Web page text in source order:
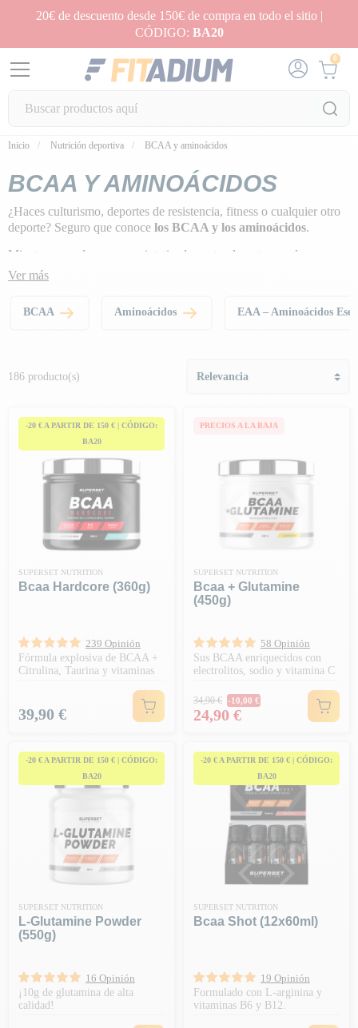
20€ de descuento desde 150€ de compra en todo el sitio |
CÓDIGO: BA20
0
Inicio Nutrición deportiva BCAA y aminoácidos
BCAA Y AMINOÁCIDOS
¿Haces culturismo, deportes de resistencia, fitness o cualquier otro
deporte? Seguro que conoce los BCAA y los aminoácidos.
Mientras que algunos son sintetizados naturalmente por el
organismo, otros deben
Si utiliza regularmente sus músculos para actividades deportivas,
Ver más
BCAA Aminoácidos EAA – Aminoácidos
186 producto(s)
-20 € A PARTIR DE 150 € | CÓDIGO:
BA20
SUPERSET NUTRITION
Bcaa Hardcore (360g)
239 Opinión
Fórmula explosiva de BCAA +
Citrulina, Taurina y vitaminas
Precio
39,90 €
PRECIOS A LA BAJA
SUPERSET NUTRITION
Bcaa + Glutamine
(450g)
58 Opinión
Sus BCAA enriquecidos con
electrolitos, sodio y vitamina C
Precio habitual
34,90 € -10,00 €
Precio
24,90 €
-20 € A PARTIR DE 150 € | CÓDIGO:
BA20
SUPERSET NUTRITION
L-Glutamine Powder
(550g)
16 Opinión
¡10g de glutamina de alta
calidad!
-20 € A PARTIR DE 150 € | CÓDIGO:
BA20
SUPERSET NUTRITION
Bcaa Shot (12x60ml)
19 Opinión
Formulado con L-arginina y
vitaminas B6 y B12.